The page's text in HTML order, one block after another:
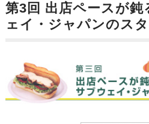
第3回 出店ペースが鈍
ェイ・ジャパンのス